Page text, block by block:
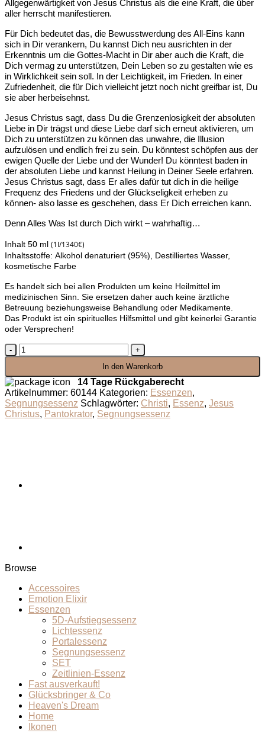
Allgegenwärtigkeit von Jesus Christus als die eine Kraft, die über
aller herrscht manifestieren.
Für Dich bedeutet das, die Bewusstwerdung des All-Eins kann
sich in Dir verankern, Du kannst Dich neu ausrichten in der
Erkenntnis um die Gottes-Macht in Dir aber auch die Kraft, die
Dich vermag zu unterstützen, Dein Leben so zu gestalten wie es
in Wirklichkeit sein soll. In der Leichtigkeit, im Frieden. In einer
Zufriedenheit, die für Dich vielleicht jetzt noch nicht greifbar ist, Du
sie aber herbeisehnst.
Jesus Christus sagt, dass Du die Grenzenlosigkeit der absoluten
Liebe in Dir trägst und diese Liebe darf sich erneut aktivieren, um
Dich zu unterstützen zu können das unwahre, die Illusion
aufzulösen und endlich frei zu sein. Du könntest schöpfen aus der
ewigen Quelle der Liebe und der Wunder! Du könntest baden in
der absoluten Liebe und kannst Heilung in Deiner Seele erfahren.
Jesus Christus sagt, dass Er alles dafür tut dich in die heilige
Frequenz des Friedens und der Glückseligkeit erheben zu
können- also lasse es geschehen, dass Er Dich erreichen kann.
Denn Alles Was Ist durch Dich wirkt – wahrhaftig…
Inhalt 50 ml (1l/1340€)
Inhaltsstoffe: Alkohol denaturiert (95%), Destilliertes Wasser,
kosmetische Farbe
Es handelt sich bei allen Produkten um keine Heilmittel im
medizinischen Sinn. Sie ersetzen daher auch keine ärztliche
Betreuung beziehungsweise Behandlung oder Medikamente.
Das Produkt ist ein spirituelles Hilfsmittel und gibt keinerlei Garantie
oder Versprechen!
Segnungsessenz
Pantokrator
In den Warenkorb
14 Tage Rückgaberecht
Artikelnummer: 60144 Kategorien: Essenzen,
Segnungsessenz Schlagwörter: Christi, Essenz, Jesus
Christus, Pantokrator, Segnungsessenz
Browse
Accessoires
Emotion Elixir
Essenzen
5D-Aufstiegsessenz
Lichtessenz
Portalessenz
Segnungsessenz
SET
Zeitlinien-Essenz
Fast ausverkauft!
Glücksbringer & Co
Heaven's Dream
Home
Ikonen